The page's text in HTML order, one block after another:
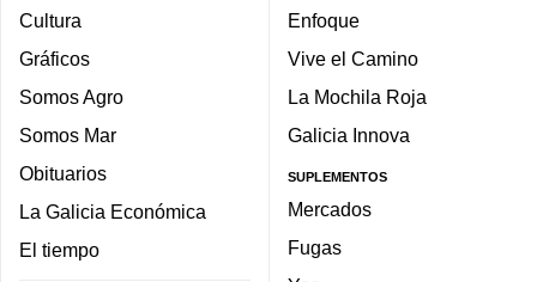
Cultura
Gráficos
Somos Agro
Somos Mar
Obituarios
La Galicia Económica
El tiempo
Enfoque
Vive el Camino
La Mochila Roja
Galicia Innova
SUPLEMENTOS
Mercados
Fugas